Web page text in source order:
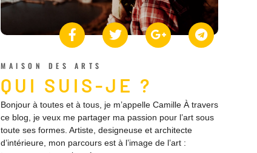
MAISON DES ARTS
QUI SUIS-JE ?
Bonjour à toutes et à tous, je m’appelle Camille À travers
ce blog, je veux me partager ma passion pour l’art sous
toute ses formes. Artiste, designeuse et architecte
d’intérieure, mon parcours est à l’image de l’art :